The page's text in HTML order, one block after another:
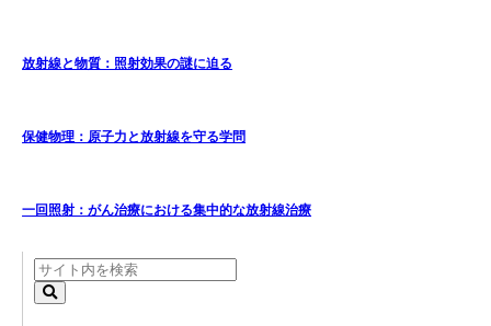
放射線と物質：照射効果の謎に迫る
保健物理：原子力と放射線を守る学問
一回照射：がん治療における集中的な放射線治療